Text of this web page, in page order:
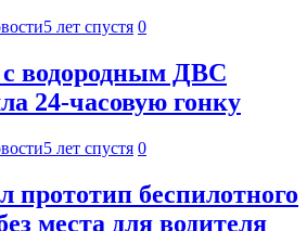
5 лет спустя 0
водородным ДВС
24-часовую гонку
5 лет спустя 0
прототип беспилотного
места для водителя